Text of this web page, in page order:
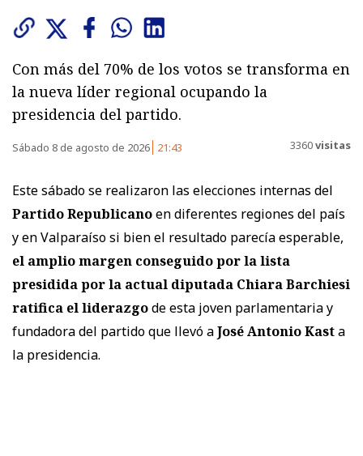
Con más del 70% de los votos se transforma en
la nueva líder regional ocupando la
presidencia del partido.
Sábado 8 de agosto de 2026 21:43 3360visitas
Este sábado se realizaron las elecciones internas del
Partido Republicanoen diferentes regiones del país
y en Valparaíso si bien el resultado parecía esperable,
el amplio margen conseguido por la lista
presidida por la actual diputada Chiara Barchiesi
ratifica el liderazgode esta joven parlamentaria y
fundadora del partido que llevó aJosé Antonio Kasta
la presidencia.